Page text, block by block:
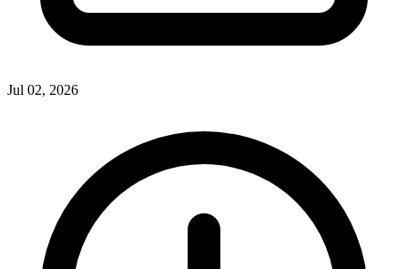
Jul 02, 2026